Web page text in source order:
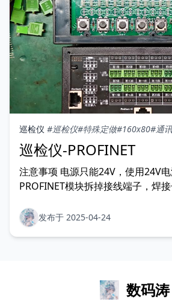
巡检仪 #巡检仪#特殊定做#160x80#通讯
巡检仪-PROFINET
注意事项 电源只能24V，使用24V
PROFINET模块拆掉接线端子，焊
口焊接上去，需要使用铜屏蔽网口
剪塑料定位柱 主板（特殊）做带通
发布于 2025-04-24
数码涛